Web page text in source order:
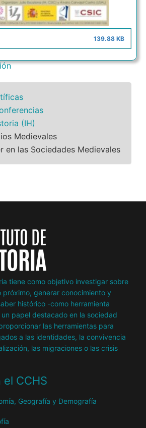
139.88 KB
(IH)
Medievales
en las Sociedades Medievales
tiene como objetivo investigar sobre
próximo, generar conocimiento y
histórico -como herramienta
papel destacado en la sociedad
las herramientas para
a las identidades, la convivencia
las migraciones o las crisis
CCHS
Geografía y Demografía